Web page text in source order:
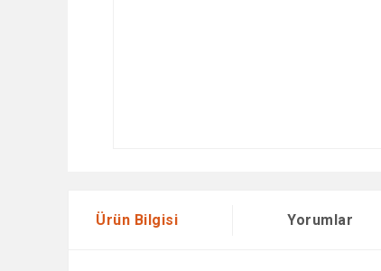
Ürün Bilgisi Yorumlar